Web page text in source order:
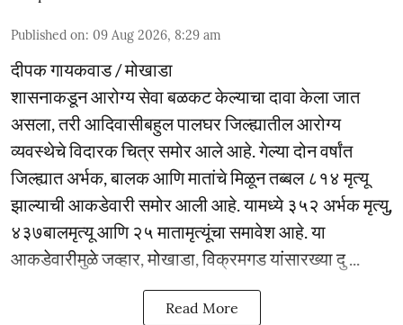
Published on: 09 Aug 2026, 8:29 am
दीपक गायकवाड / मोखाडा
शासनाकडून आरोग्य सेवा बळकट केल्याचा दावा केला जात
असला, तरी आदिवासीबहुल पालघर जिल्ह्यातील आरोग्य
व्यवस्थेचे विदारक चित्र समोर आले आहे. गेल्या दोन वर्षांत
जिल्ह्यात अर्भक, बालक आणि मातांचे मिळून तब्बल ८१४ मृत्यू
झाल्याची आकडेवारी समोर आली आहे. यामध्ये ३५२ अर्भक मृत्यु,
४३७बालमृत्यू आणि २५ मातामृत्यूंचा समावेश आहे. या
आकडेवारीमुळे जव्हार, मोखाडा, विक्रमगड यांसारख्या दु ...
Read More